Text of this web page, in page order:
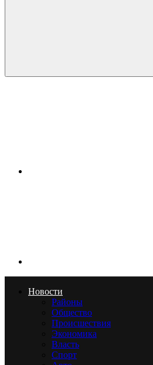
Новости
Районы
Общество
Происшествия
Экономика
Власть
Спорт